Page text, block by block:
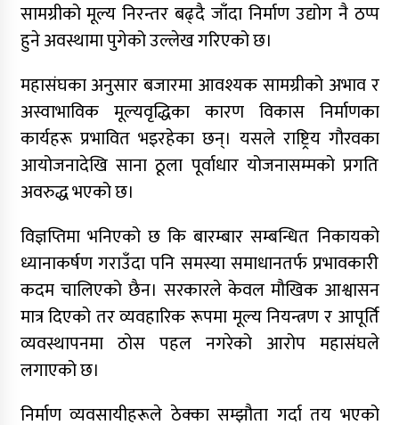
कर्णाली निर्माण व्यवसायी महासंघ अध्यक्षको दौडमा
न्यौपाने अनुभव र नेतृत्वको बलियो दाबी
कांग्रेस असन्तुष्ट पक्षद्वारा शशांकको नेतृत्वमा राष्ट्रिय
भेला तयारी, नयाँ पार्टीको संकेत
डोल्पाका लागि ग्यास बोकेको ट्रक दुर्घटनाग्रस्त
सामग्रीको मूल्य निरन्तर बढ्दै जाँदा निर्माण उद्योग नै ठप्प
हुने अवस्थामा पुगेको उल्लेख गरिएको छ।
महासंघका अनुसार बजारमा आवश्यक सामग्रीको अभाव र
अस्वाभाविक मूल्यवृद्धिका कारण विकास निर्माणका
कार्यहरू प्रभावित भइरहेका छन्। यसले राष्ट्रिय गौरवका
आयोजनादेखि साना ठूला पूर्वाधार योजनासम्मको प्रगति
अवरुद्ध भएको छ।
विज्ञप्तिमा भनिएको छ कि बारम्बार सम्बन्धित निकायको
ध्यानाकर्षण गराउँदा पनि समस्या समाधानतर्फ प्रभावकारी
कदम चालिएको छैन। सरकारले केवल मौखिक आश्वासन
मात्र दिएको तर व्यवहारिक रूपमा मूल्य नियन्त्रण र आपूर्ति
व्यवस्थापनमा ठोस पहल नगरेको आरोप महासंघले
लगाएको छ।
निर्माण व्यवसायीहरूले ठेक्का सम्झौता गर्दा तय भएको